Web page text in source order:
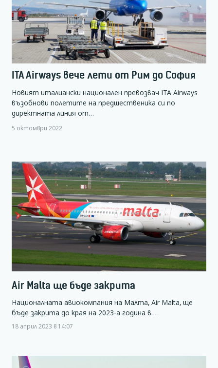
ITA Airways вече лети от Рим до София
Новият италиански национален превозвач ITA Airways
възобнови полетите на предшественика си по
директната линия от…
5 октомври 2022
Air Malta ще бъде закрита
Националната авиокомпания на Малта, Air Malta, ще
бъде закрита до края на 2023-а година в…
18 април 2023 в 14:07